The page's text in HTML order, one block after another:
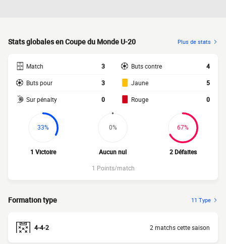
Stats globales en Coupe du Monde U-20 Plus de stats
Match 3
Buts pour 3
Sur pénalty 0
Buts contre 4
Jaune 5
Rouge 0
33%
1 Victoire
0%
Aucun nul
67%
2 Défaites
1 Points/match
Formation type 11 Type
4-4-2 2 matchs cette saison